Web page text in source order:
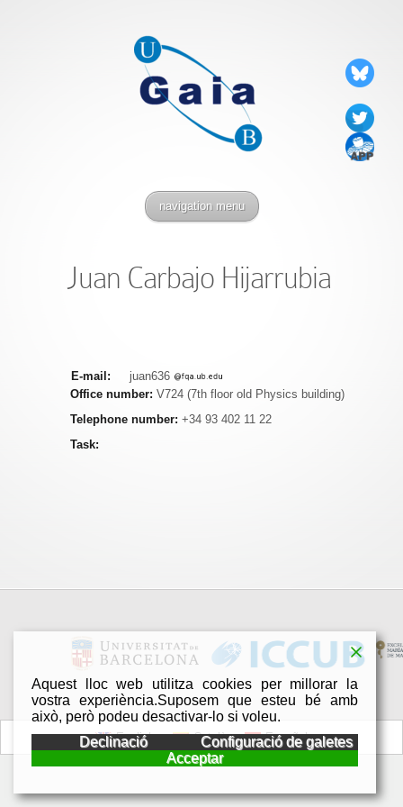
navigation menu
Juan Carbajo Hijarrubia
E-mail:
juan636
Office number: V724 (7th floor old Physics building)
Telephone number: +34 93 402 11 22
Task:
Aquest lloc web utilitza cookies per millorar la
vostra experiència.Suposem que esteu bé amb
això, però podeu desactivar-lo si voleu.
Declinació
Configuració de galetes
Acceptar
English Català Español